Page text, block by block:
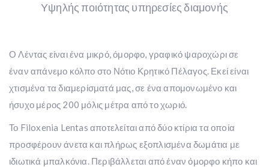
Υψηλής ποιότητας υπηρεσίες διαμονής
Ο Λέντας είναι ένα μικρό, όμορφο, γραφικό ψαροχώρι σε
έναν απάνεμο κόλπο στο Νότιο Κρητικό Πέλαγος. Εκεί είναι
χτισμένα τα διαμερίσματά μας, σε ένα απομονωμένο και
ήσυχο μέρος 200 μόλις μέτρα από το χωριό.
Το Filoxenia Lentas αποτελείται από δύο κτίρια τα οπoία
προσφέρουν άνετα και πλήρως εξοπλισμένα δωμάτια με
ιδιωτικά μπαλκόνια. Περιβάλλεται από έναν όμορφο κήπο και